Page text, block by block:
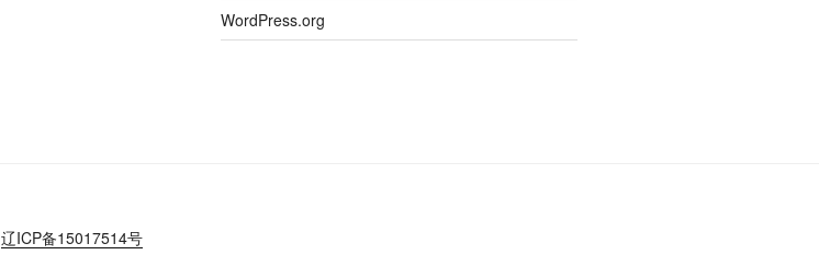
WordPress.org
辽ICP备15017514号